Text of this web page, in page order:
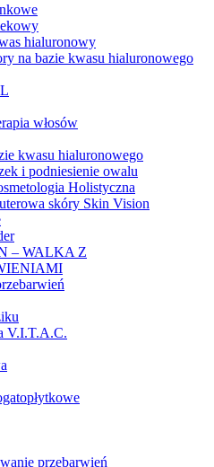
hialuronowy
na bazie kwasu hialuronowego
włosów
kwasu hialuronowego
i podniesienie owalu
Holistyczna
skóry Skin Vision
– WALKA Z
V.I.T.A.C.
przebarwień